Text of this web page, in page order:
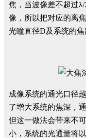
焦，当波像差不超过
像，所以把对应的离
光瞳直径D及系统的
成像系统的通光口径
了增大系统的焦深，
但这一做法会带来不
小，系统的光通量将